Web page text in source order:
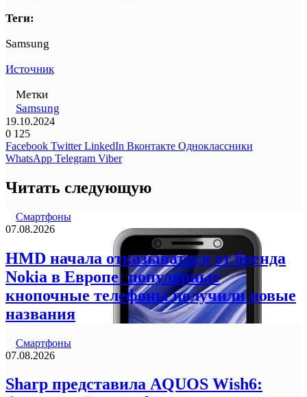
Теги:
Samsung
Источник
Метки
Samsung
19.10.2024
0 125
Facebook Twitter LinkedIn Вконтакте Одноклассники
WhatsApp Telegram Viber
Читать следующую
Смартфоны
07.08.2026
HMD начала отказываться от бренда
Nokia в Европе: популярные
кнопочные телефоны получили новые
названия
Смартфоны
07.08.2026
Sharp представила AQUOS Wish6: